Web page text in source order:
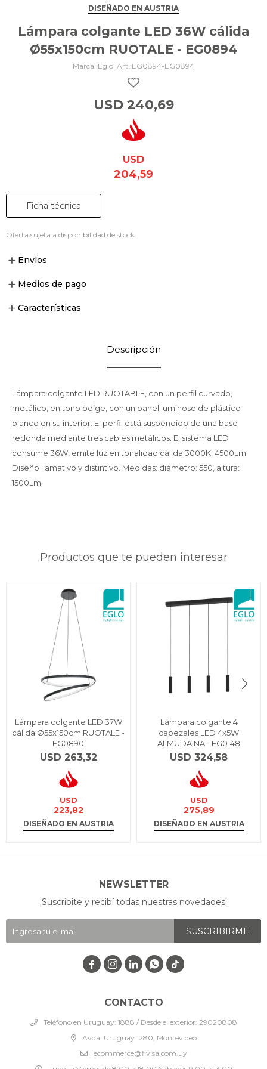
DISEÑADO EN AUSTRIA
Lámpara colgante LED 36W cálida
Ø55x150cm RUOTALE - EG0894
Eglo | EG0894-EG0894
USD 240,69
USD
204,59
Ficha técnica
Oferta sujeta a disponibilidad de stock.
Envíos
Medios de pago
Características
Descripción
Lámpara colgante LED RUOTABLE, con un perfil curvado,
metálico, en tono beige, con un panel luminoso de plástico
blanco en su interior. El perfil está suspendido de una base
redonda mediante tres cables metálicos. El sistema LED
consume 36W, emite luz en tonalidad cálida 3000K, 4500Lm.
Diseño llamativo y distintivo. Medidas: diámetro: 550, altura:
1500Lm.
Productos que te pueden interesar
Lámpara colgante LED 37W
cálida Ø55x150cm RUOTALE -
EG0890
USD 263,32
USD
223,82
DISEÑADO EN AUSTRIA
Lámpara colgante 4
cabezales LED 4x5W
ALMUDAINA - EG0148
USD 324,58
USD
275,89
DISEÑADO EN AUSTRIA
CONTACTO
Teléfono en Uruguay: 1888 / Desde el exterior: 29020808
Avda. Uruguay 1280, Montevideo
ecommerce@fivisa.com.uy
NEWSLETTER
¡Suscribite y recibí todas nuestras novedades!
SUSCRIBIRME
   